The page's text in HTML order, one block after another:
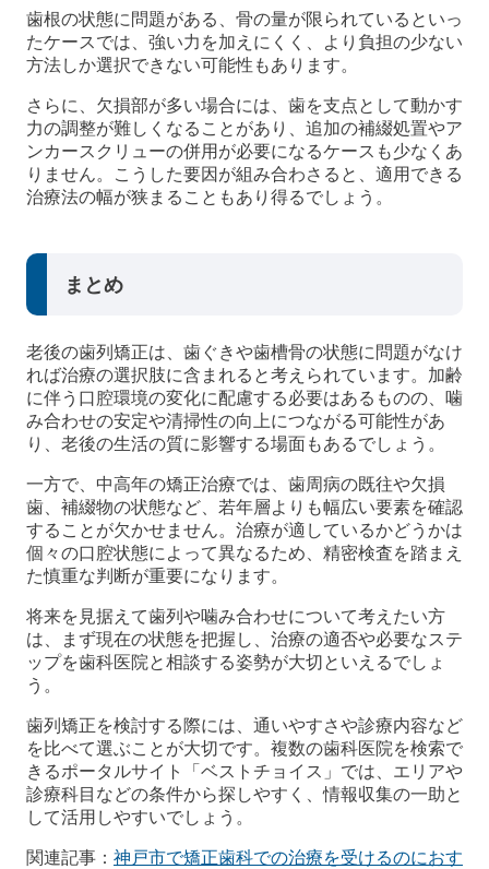
歯根の状態に問題がある、骨の量が限られているといっ
たケースでは、強い力を加えにくく、より負担の少ない
方法しか選択できない可能性もあります。
さらに、欠損部が多い場合には、歯を支点として動かす
力の調整が難しくなることがあり、追加の補綴処置やア
ンカースクリューの併用が必要になるケースも少なくあ
りません。こうした要因が組み合わさると、適用できる
治療法の幅が狭まることもあり得るでしょう。
まとめ
老後の歯列矯正は、歯ぐきや歯槽骨の状態に問題がなけ
れば治療の選択肢に含まれると考えられています。加齢
に伴う口腔環境の変化に配慮する必要はあるものの、噛
み合わせの安定や清掃性の向上につながる可能性があ
り、老後の生活の質に影響する場面もあるでしょう。
一方で、中高年の矯正治療では、歯周病の既往や欠損
歯、補綴物の状態など、若年層よりも幅広い要素を確認
することが欠かせません。治療が適しているかどうかは
個々の口腔状態によって異なるため、精密検査を踏まえ
た慎重な判断が重要になります。
将来を見据えて歯列や噛み合わせについて考えたい方
は、まず現在の状態を把握し、治療の適否や必要なステ
ップを歯科医院と相談する姿勢が大切といえるでしょ
う。
歯列矯正を検討する際には、通いやすさや診療内容など
を比べて選ぶことが大切です。複数の歯科医院を検索で
きるポータルサイト「ベストチョイス」では、エリアや
診療科目などの条件から探しやすく、情報収集の一助と
して活用しやすいでしょう。
関連記事： 神戸市で矯正歯科での治療を受けるのにおす